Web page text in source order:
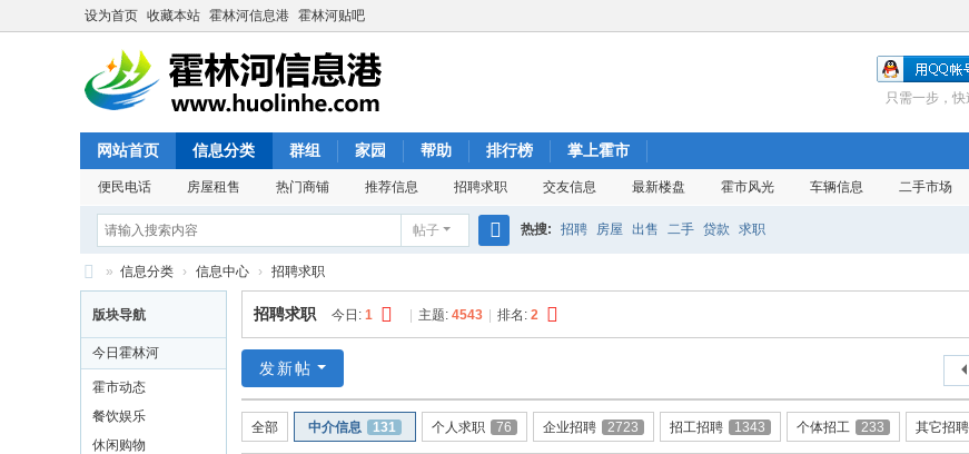
设为首页 收藏本站 霍林河信息港 霍林河贴吧
只需一步，
网站首页 信息分类 群组 家园 帮助 排行榜 掌上霍市
便民电话 房屋租售 热门商铺 推荐信息 招聘求职 交友信息 最新楼盘 霍市风光 车辆信息 二手市场
帖子
索
热搜: 招聘 房屋 出售 二手 贷款 求职
霍
林
河
» 信息分类 › 信息中心 › 招聘求职
版块导航
今日霍林河
霍市动态
餐饮娱乐
休闲购物
招聘求职 今日: 1 主题: 4543 排名: 2
发新帖
全部 中介信息 131 个人求职 76 企业招聘 2723 招工招聘 1343 个体招工 233 其它招聘